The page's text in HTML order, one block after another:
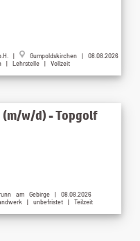
| Gumpoldskirchen | 08.08.2026
| Lehrstelle | Vollzeit
(m/w/d) - Topgolf
am Gebirge | 08.08.2026
| unbefristet | Teilzeit